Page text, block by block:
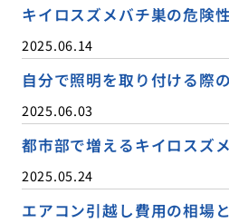
キイロスズメバチ巣の危険
2025.06.14
自分で照明を取り付ける際
2025.06.03
都市部で増えるキイロスズ
2025.05.24
エアコン引越し費用の相場